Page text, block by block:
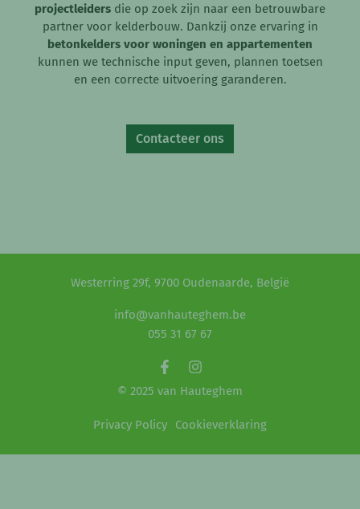
projectleiders die op zoek zijn naar een betrouwbare
partner voor kelderbouw. Dankzij onze ervaring in
betonkelders voor woningen en appartementen
kunnen we technische input geven, plannen toetsen
en een correcte uitvoering garanderen.
Contacteer ons
info@vanhauteghem.be
055 31 67 67
Privacy Policy Cookieverklaring
© 2025 van Hauteghem
Westerring 29f, 9700 Oudenaarde, België